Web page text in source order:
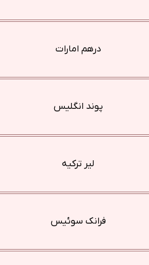
درهم امارات
پوند انگلیس
لیر ترکیه
فرانک سوئیس